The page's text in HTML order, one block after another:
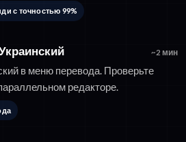
с точностью 99%
~2 мин
в меню перевода. Проверьте
редакторе.